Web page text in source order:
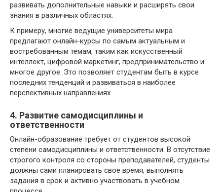
развивать дополнительные навыки и расширять свои
знания в различных областях.
К примеру, многие ведущие университеты мира
предлагают онлайн-курсы по самым актуальным и
востребованным темам, таким как искусственный
интеллект, цифровой маркетинг, предпринимательство и
многое другое. Это позволяет студентам быть в курсе
последних тенденций и развиваться в наиболее
перспективных направлениях.
4. Развитие самодисциплины и
ответственности
Онлайн-образование требует от студентов высокой
степени самодисциплины и ответственности. В отсутствие
строгого контроля со стороны преподавателей, студенты
должны сами планировать свое время, выполнять
задания в срок и активно участвовать в учебном